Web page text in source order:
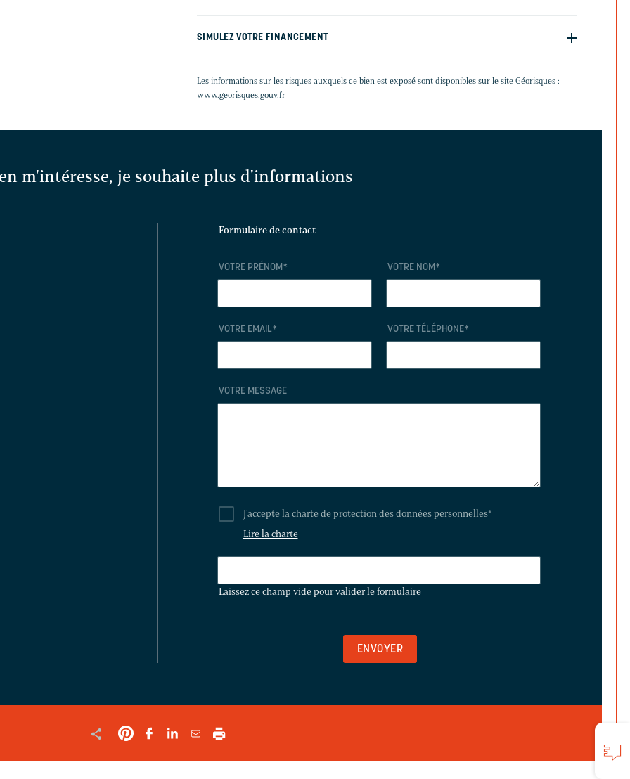
SIMULEZ VOTRE FINANCEMENT
Les informations sur les risques auxquels ce bien est exposé sont disponibles sur le site Géorisques :
www.georisques.gouv.fr
m'intéresse, je souhaite plus d'informations
Formulaire de contact
VOTRE PRÉNOM* VOTRE NOM*
VOTRE EMAIL* VOTRE TÉLÉPHONE*
VOTRE MESSAGE
J'accepte la charte de protection des données personnelles*
Lire la charte
CHAMP
Laissez ce champ vide pour valider le formulaire